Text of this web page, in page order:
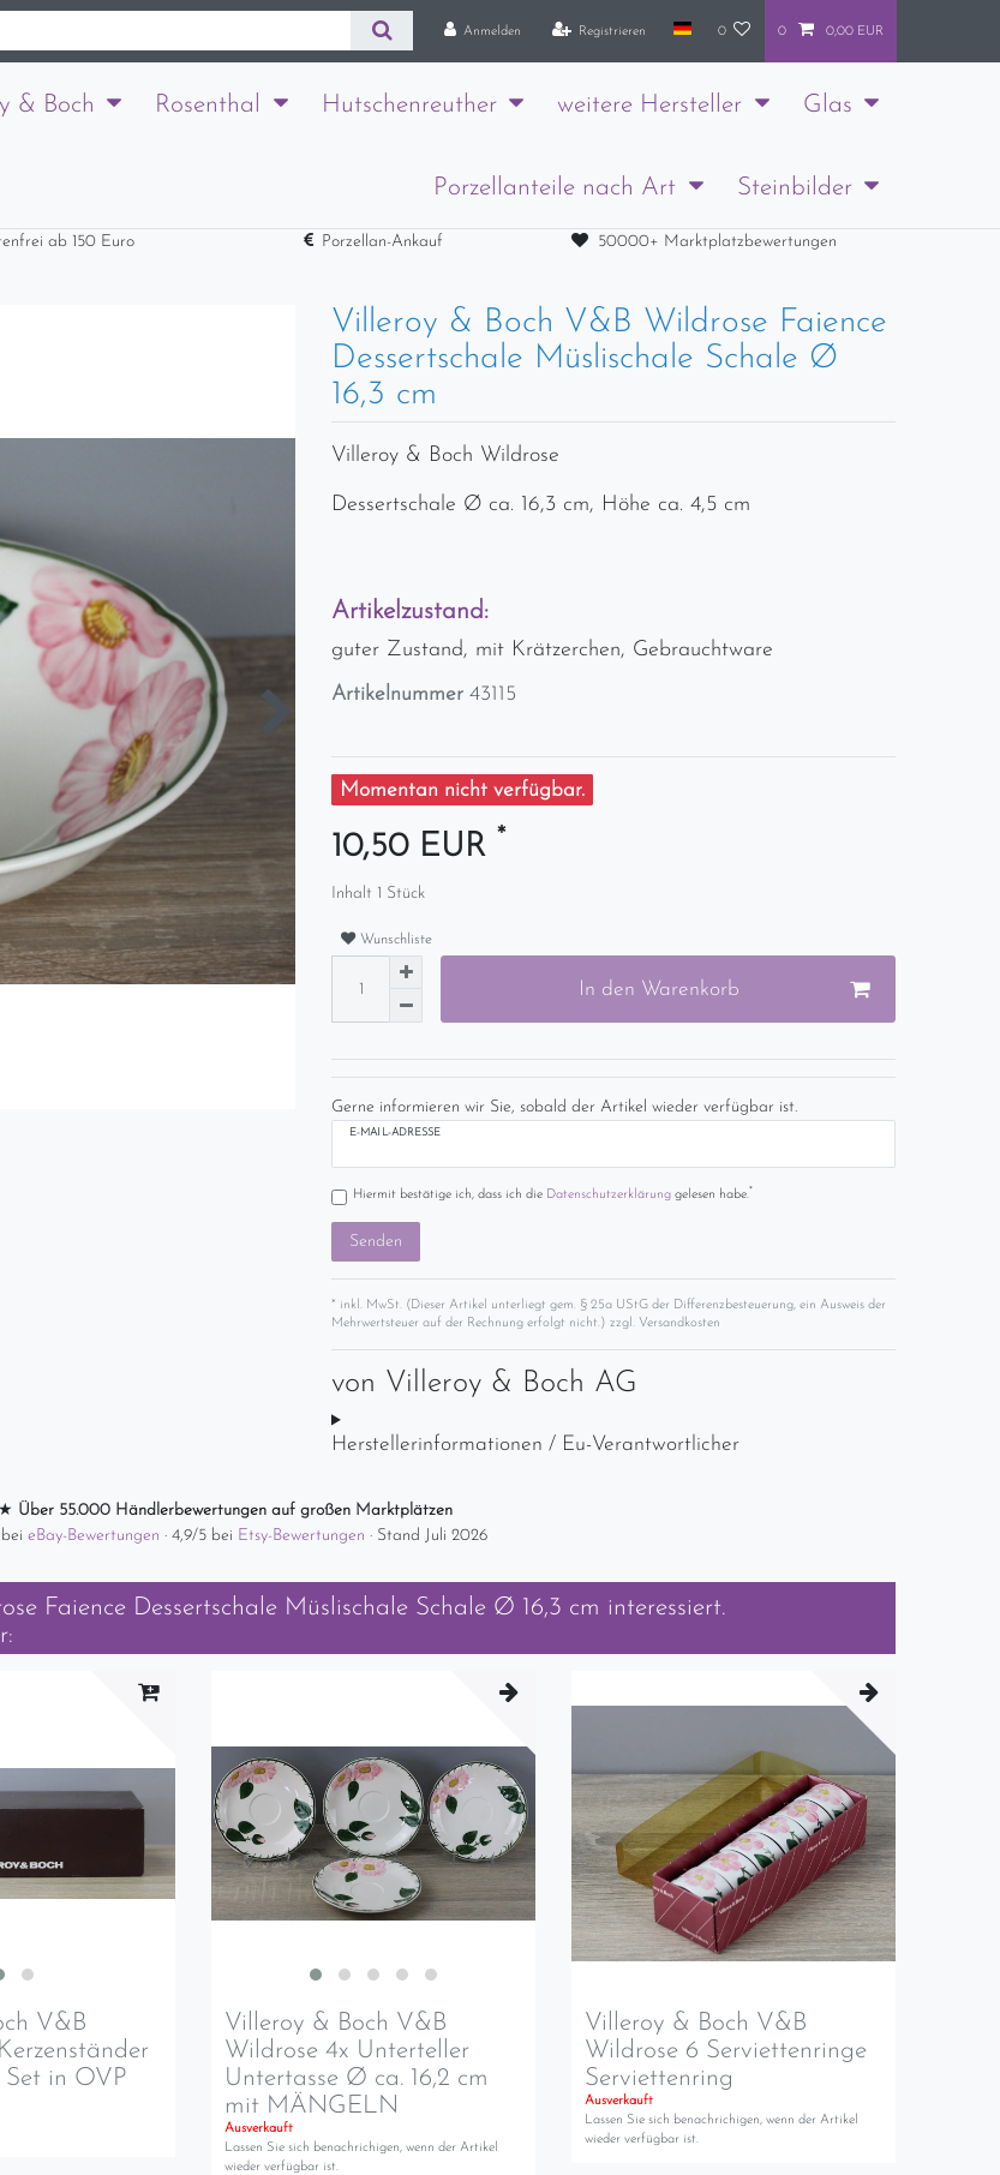
Anmelden Registrieren 0 0 0,00 EUR
& Boch Rosenthal Hutschenreuther weitere Hersteller Glas
Porzellanteile nach Art Steinbilder
ab 150 Euro Porzellan-Ankauf 50000+ Marktplatzbewertungen
Villeroy & Boch V&B Wildrose Faience
Dessertschale Müslischale Schale Ø
16,3 cm
Villeroy & Boch Wildrose
Dessertschale Ø ca. 16,3 cm, Höhe ca. 4,5 cm
Artikelzustand:
guter Zustand, mit Krätzerchen, Gebrauchtware
Artikelnummer 43115
Momentan nicht verfügbar.
10,50 EUR *
Inhalt 1 Stück
Wunschliste
In den Warenkorb
Gerne informieren wir Sie, sobald der Artikel wieder verfügbar ist.
E-MAIL-ADRESSE
Hiermit bestätige ich, dass ich die Daten­schutz­erklärunggelesen habe.*
Senden
* inkl. MwSt. (Dieser Artikel unterliegt gem. § 25a UStG der Differenzbesteuerung, ein Ausweis der
Mehrwertsteuer auf der Rechnung erfolgt nicht.) zzgl. Versandkosten
von Villeroy & Boch AG
Herstellerinformationen / Eu-Verantwortlicher
Über 55.000 Händlerbewertungen auf großen Marktplätzen
eBay-Bewertungen · 4,9/5 bei Etsy-Bewertungen · Stand Juli 2026
Faience Dessertschale Müslischale Schale Ø 16,3 cm interessiert.
V&B
Set in OVP
Villeroy & Boch V&B
Wildrose 4x Unterteller
Untertasse Ø ca. 16,2 cm
mit MÄNGELN
Ausverkauft
Lassen Sie sich benachrichigen, wenn der Artikel
wieder verfügbar ist.
Villeroy & Boch V&B
Wildrose 6 Serviettenringe
Serviettenring
Ausverkauft
Lassen Sie sich benachrichigen, wenn der Artikel
wieder verfügbar ist.